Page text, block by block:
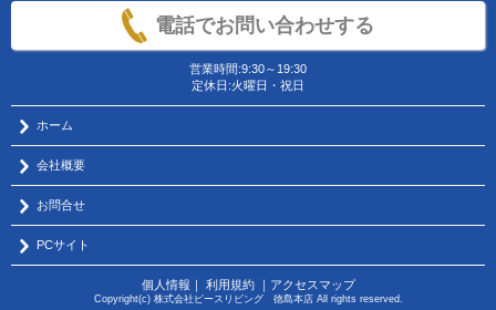
電話でお問い合わせする
営業時間:9:30～19:30
定休日:火曜日・祝日
ホーム
会社概要
お問合せ
PCサイト
個人情報 ｜ 利用規約｜ アクセスマップ
Copyright(c) 株式会社ピースリビング 徳島本店 All rights reserved.